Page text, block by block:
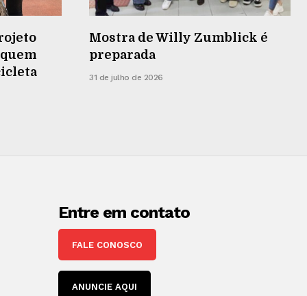
Mostra de Willy Zumblick é
preparada
31 de julho de 2026
Entre em contato
FALE CONOSCO
ANUNCIE AQUI